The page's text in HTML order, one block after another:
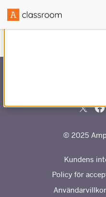
© 2025
Kundens
Policy för